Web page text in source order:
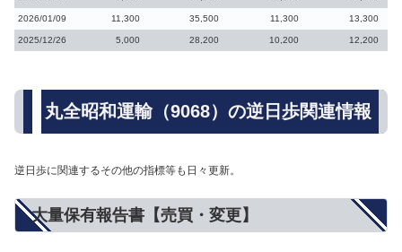
2026/01/09 11,300 35,500 11,300 13,300
2025/12/26 5,000 28,200 10,200 12,200
丸全昭和運輸（9068）の逆日歩関連情報
逆日歩に関連するその他の指標等も日々更新。
大量保有報告書【売買・変更】